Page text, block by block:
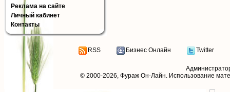
Реклама на сайте
Личный кабинет
Контакты
RSS Бизнес Онлайн Twitter
© 2000-2026, Фураж Он-Лайн. Использование